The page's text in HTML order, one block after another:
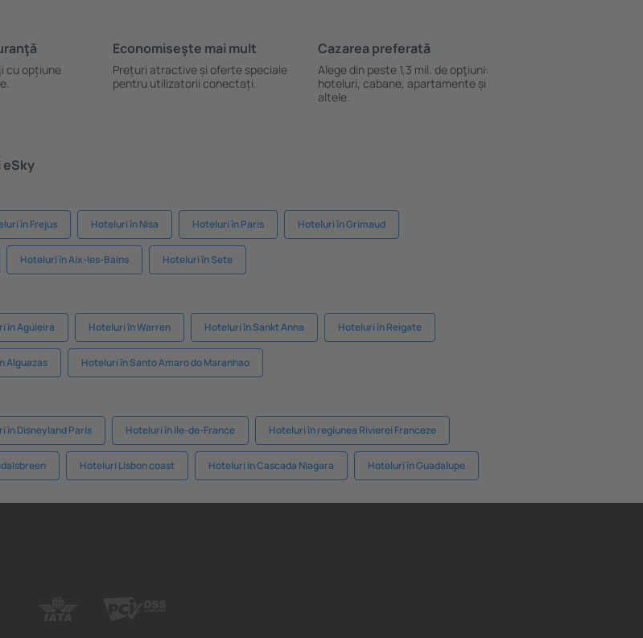
cu opțiune
Economiseşte mai mult
Prețuri atractive și oferte speciale
pentru utilizatorii conectați.
Cazarea preferată
Alege din peste 1,3 mil. de opţiuni:
hoteluri, cabane, apartamente și
altele.
în Frejus Hoteluri în Nisa Hoteluri în Paris Hoteluri în Grimaud
Hoteluri în Aix-les-Bains Hoteluri în Sete
în Aguieira Hoteluri în Warren Hoteluri în Sankt Anna Hoteluri în Reigate
Alguazas Hoteluri în Santo Amaro do Maranhao
în Disneyland Paris Hoteluri în Ile-de-France Hoteluri în regiunea Rivierei Franceze
Hoteluri Lisbon coast Hoteluri in Cascada Niagara Hoteluri în Guadalupe